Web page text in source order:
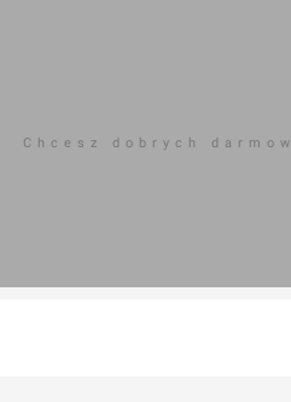
Chcesz dobrych